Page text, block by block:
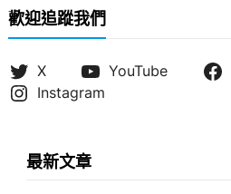
歡迎追蹤我們
X YouTube
Instagram
最新文章